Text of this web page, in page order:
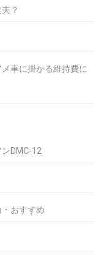
？
車に掛かる維持費に
DMC-12
おすすめ